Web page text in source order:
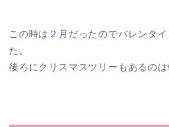
この時は２月だったのでバレンタ
た。
後ろにクリスマスツリーもあるの